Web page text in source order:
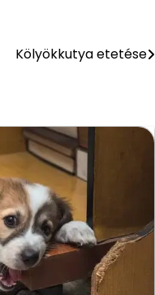
Kölyökkutya etetése